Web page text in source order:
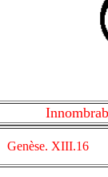
Genèse. XIII.16